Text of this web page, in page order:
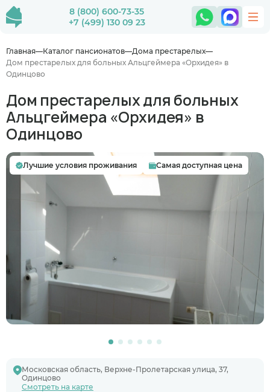
8 (800) 600-73-35
+7 (499) 130 09 23
Главная Каталог пансионатов
Дома престарелых
Дом престарелых для больных Альцгеймера «Орхидея» в
Одинцово
Дом престарелых для больных
Альцгеймера «Орхидея» в
Одинцово
Московская область, Верхне-Пролетарская улица, 37,
Одинцово
Смотреть на карте
Лучшие условия проживания Самая доступная цена